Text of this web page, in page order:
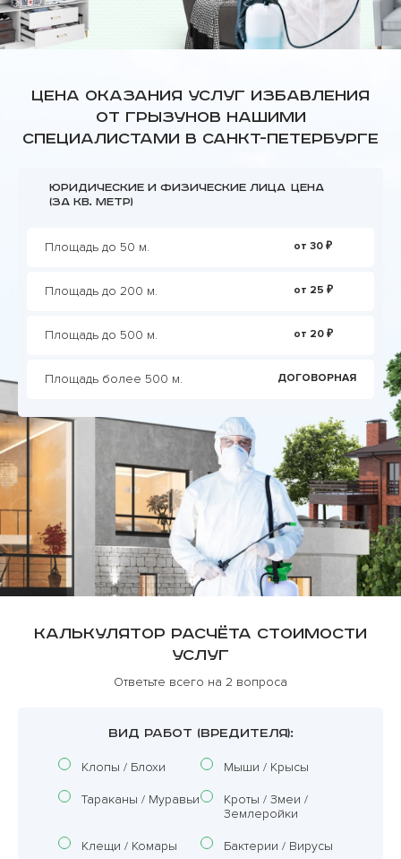
Цена оказания услуг избавления
от грызунов нашими
специалистами в Санкт-Петербурге
Юридические и физические лица
(за кв. метр)
Цена
Площадь до 50 м. от 30 ₽
Площадь до 200 м. от 25 ₽
Площадь до 500 м. от 20 ₽
Площадь более 500 м. ДОГОВОРНАЯ
Калькулятор расчёта стоимости
услуг
Ответьте всего на 2 вопроса
ВИД РАБОТ (ВРЕДИТЕЛЯ):
Клопы / Блохи Мыши / Крысы
Тараканы / Муравьи
Кроты / Змеи /
Землеройки
Клещи / Комары Бактерии / Вирусы